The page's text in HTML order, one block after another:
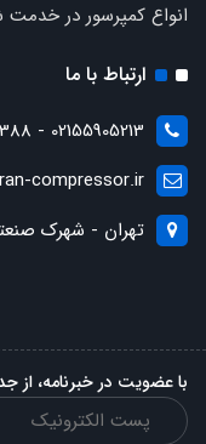
انواع کمپرسور در
ارتباط با ما
02155905213 - 09107601388
compressor.ir
تهران - شهرک
با عضویت در خبرنامه، از